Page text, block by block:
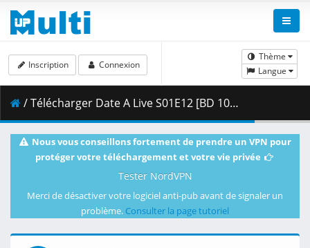
Thème
Langue
Inscription Connexion
/ Télécharger Date A Live S01E12 [BD 1080p HEVC 10bit FLAC] [Dual-Audio].mkv.001 ( 385.63 MB )
Nous vous conseillons fortement de prendre un VPN pour
protéger votre téléchargement et votre vie privée
Tester NordVPN
Merci de désactiver votre logiciel anti-pub avant de signaler un
problème. Consulter la page tutoriel